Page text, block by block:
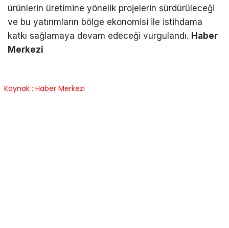
ürünlerin üretimine yönelik projelerin sürdürüleceği
ve bu yatırımların bölge ekonomisi ile istihdama
katkı sağlamaya devam edeceği vurgulandı. Haber
Merkezi
Kaynak : Haber Merkezi